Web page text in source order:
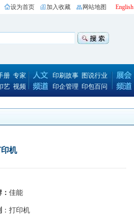
English
网站地图
加入收藏
设为首页
册 专家
艺 视频
印刷故事 图说行业
印企管理 印包百问
机
佳能
：打印机